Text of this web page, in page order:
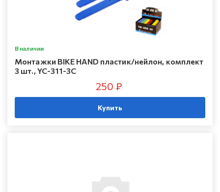
В наличии
Монтажки BIKE HAND пластик/нейлон, комплект
3 шт., YC-311-3С
250 ₽
Купить